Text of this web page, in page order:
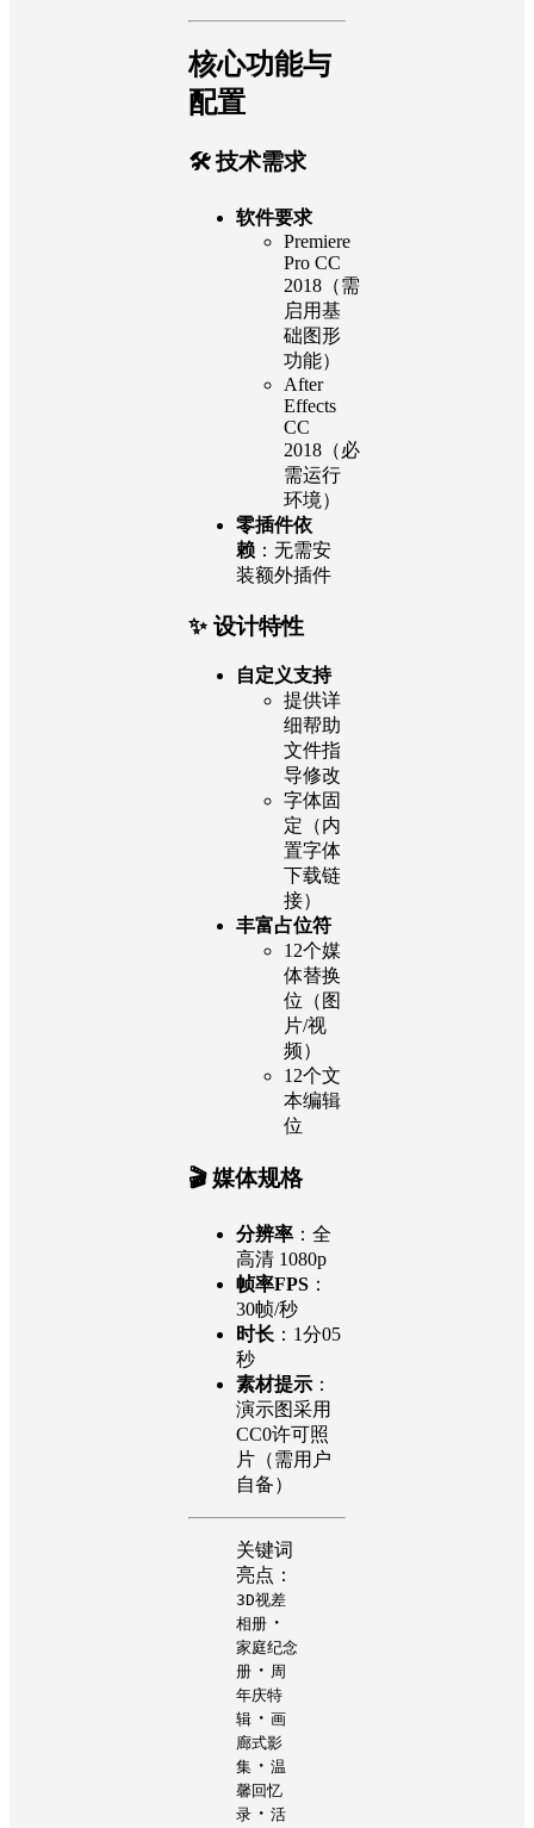
核心功能与
配置
🛠 技术需求
软件要求
Premiere
Pro CC
2018（需
启用基
础图形
功能）
After
Effects
CC
2018（必
需运行
环境）
零插件依
赖 ：无需安
装额外插件
✨ 设计特性
自定义支持
提供详
细帮助
文件指
导修改
字体固
定（内
置字体
下载链
接）
丰富占位符
12个媒
体替换
位（图
片/视
频）
12个文
本编辑
位
🎬 媒体规格
分辨率 ：全
高清 1080p
帧率FPS ：
30帧/秒
时长 ：1分05
秒
素材提示 ：
演示图采用
CC0许可照
片（需用户
自备）
关键词
亮点：
3D视差
相册 ・
家庭纪念
册 ・ 周
年庆特
辑 ・ 画
廊式影
集 ・ 温
馨回忆
录 ・ 活